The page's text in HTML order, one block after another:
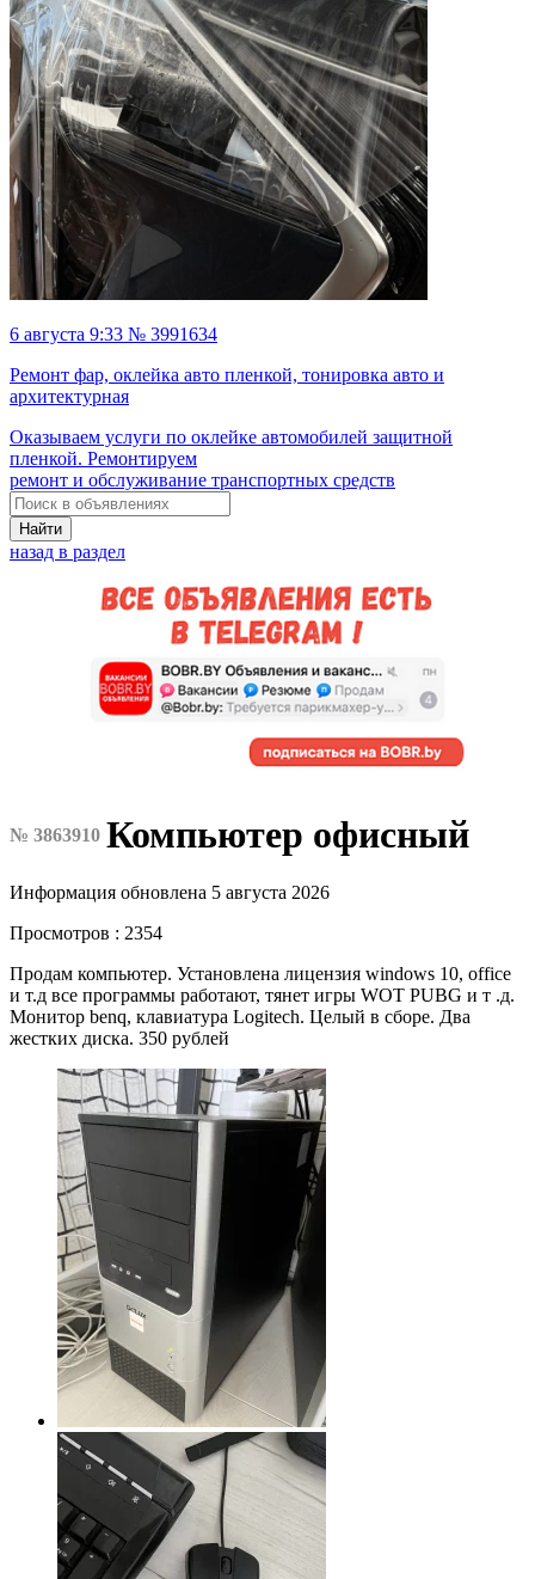
6 августа 9:33 № 3991634
Ремонт фар, оклейка авто пленкой, тонировка авто и
архитектурная
Оказываем услуги по оклейке автомобилей защитной
пленкой. Ремонтируем
ремонт и обслуживание транспортных средств
Найти
назад в раздел
№ 3863910 Компьютер офисный
Информация обновлена 5 августа 2026
Просмотров : 2354
Продам компьютер. Установлена лицензия windows 10, office
и т.д все программы работают, тянет игры WOT PUBG и т .д.
Монитор benq, клавиатура Logitech. Целый в сборе. Два
жестких диска. 350 рублей